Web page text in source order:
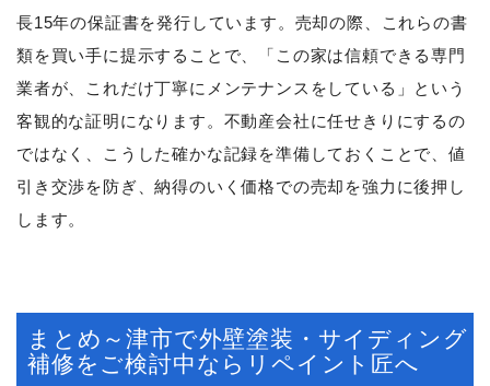
長15年の保証書を発行しています。売却の際、これらの書
類を買い手に提示することで、「この家は信頼できる専門
業者が、これだけ丁寧にメンテナンスをしている」という
客観的な証明になります。不動産会社に任せきりにするの
ではなく、こうした確かな記録を準備しておくことで、値
引き交渉を防ぎ、納得のいく価格での売却を強力に後押し
します。
まとめ～津市で外壁塗装・サイディング
補修をご検討中ならリペイント匠へ